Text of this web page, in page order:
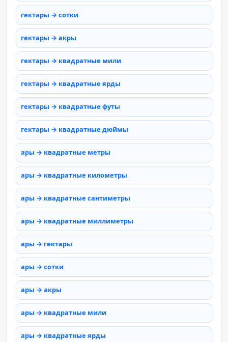
гектары → сотки
гектары → акры
гектары → квадратные мили
гектары → квадратные ярды
гектары → квадратные футы
гектары → квадратные дюймы
ары → квадратные метры
ары → квадратные километры
ары → квадратные сантиметры
ары → квадратные миллиметры
ары → гектары
ары → сотки
ары → акры
ары → квадратные мили
ары → квадратные ярды